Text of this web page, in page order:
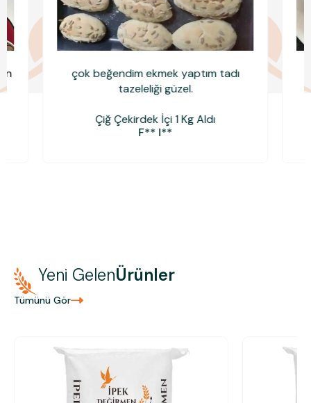
çok beğendim ekmek yaptım tadı
tazeleliği güzel.
Çiğ Çekirdek İçi 1 Kg Aldı
F** I**
Yeni GelenÜrünler
Tümünü Gör